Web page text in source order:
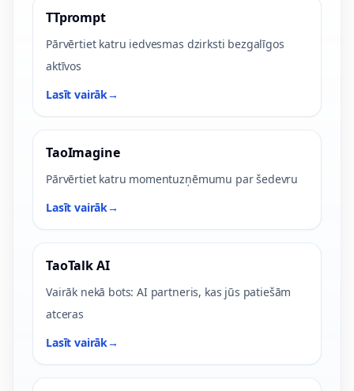
TTprompt
Pārvērtiet katru iedvesmas dzirksti bezgalīgos
aktīvos
Lasīt vairāk→
TaoImagine
Pārvērtiet katru momentuzņēmumu par šedevru
Lasīt vairāk→
TaoTalk AI
Vairāk nekā bots: AI partneris, kas jūs patiešām
atceras
Lasīt vairāk→